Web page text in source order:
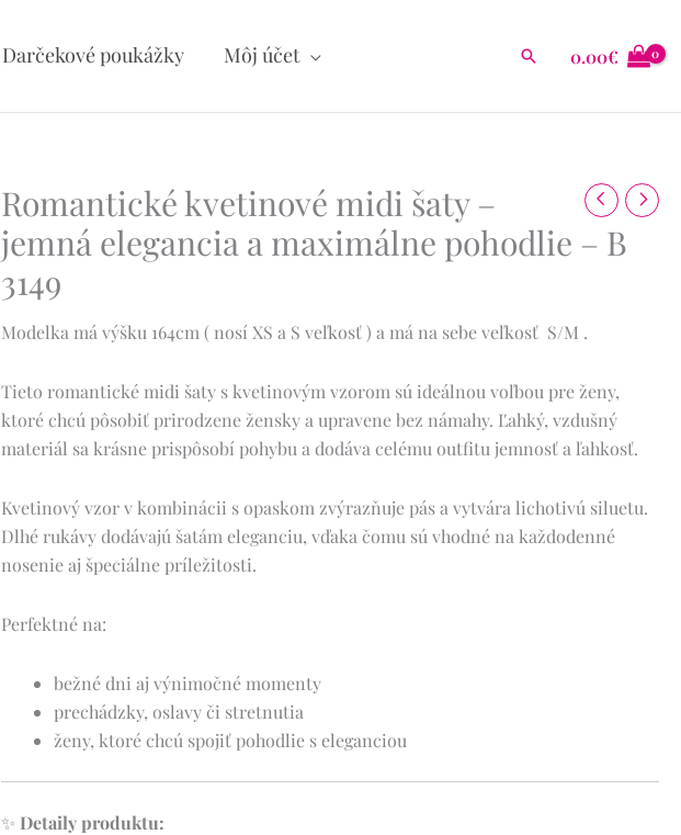
Darčekové poukážky Môj účet Hľadať0.00€
Romantické kvetinové midi šaty –
jemná elegancia a maximálne pohodlie – B
3149
Modelka má výšku 164cm ( nosí XS a S veľkosť ) a má na sebe veľkosť S/M .
Tieto romantické midi šaty s kvetinovým vzorom sú ideálnou voľbou pre ženy,
ktoré chcú pôsobiť prirodzene žensky a upravene bez námahy. Ľahký, vzdušný
materiál sa krásne prispôsobí pohybu a dodáva celému outfitu jemnosť a ľahkosť.
Kvetinový vzor v kombinácii s opaskom zvýrazňuje pás a vytvára lichotivú siluetu.
Dlhé rukávy dodávajú šatám eleganciu, vďaka čomu sú vhodné na každodenné
nosenie aj špeciálne príležitosti.
Perfektné na:
bežné dni aj výnimočné momenty
prechádzky, oslavy či stretnutia
ženy, ktoré chcú spojiť pohodlie s eleganciou
✨ Detaily produktu: